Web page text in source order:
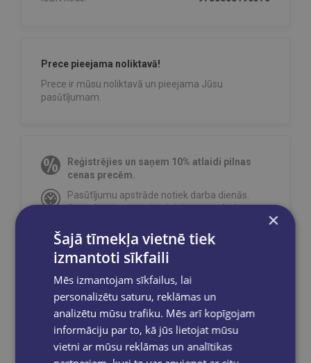
Prece pieejama noliktavā!
Prece ir mūsu noliktavā un pieejama Jūsu
pasūtījumam.
Reģistrējies un saņem 10% atlaidi pilnas
cenas precēm.
Pasūtījumu apstrāde notiek darba dienās.
Apmaksātie pasūtījumi tiekapstrādāti un
Bezmaksas piegādeuz OMNIVA
pakomātiem Latvijāpasūtījumiem no €40.00.
Bezmaksas piegāde jebkurā GLOBUSS
grāmatnīcā 1-5 darba dienu laikā, kad
pasūtījums būs gatavs saņemšanai, saņemsi
e-pastu un/ vai SMS.
×
Šajā tīmekļa vietnē tiek
izmantoti sīkfaili
Mēs izmantojam sīkfailus, lai
personalizētu saturu, reklāmas un
analizētu mūsu trafiku. Mēs arī kopīgojam
informāciju par to, kā jūs lietojat mūsu
vietni ar mūsu reklāmas un analītikas